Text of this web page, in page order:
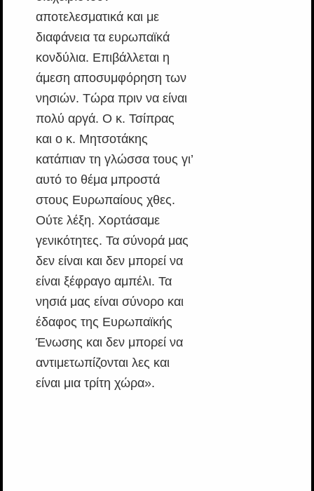
αποτελεσματικά και με
διαφάνεια τα ευρωπαϊκά
κονδύλια. Επιβάλλεται η
άμεση αποσυμφόρηση των
νησιών. Τώρα πριν να είναι
πολύ αργά. Ο κ. Τσίπρας
και ο κ. Μητσοτάκης
κατάπιαν τη γλώσσα τους γι’
αυτό το θέμα μπροστά
στους Ευρωπαίους χθες.
Ούτε λέξη. Χορτάσαμε
γενικότητες. Τα σύνορά μας
δεν είναι και δεν μπορεί να
είναι ξέφραγο αμπέλι. Τα
νησιά μας είναι σύνορο και
έδαφος της Ευρωπαϊκής
Ένωσης και δεν μπορεί να
αντιμετωπίζονται λες και
είναι μια τρίτη χώρα».